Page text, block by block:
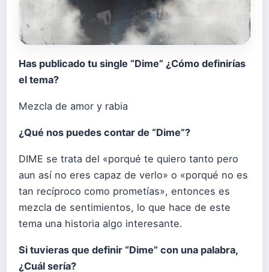
Has publicado tu single “Dime” ¿Cómo definirías
el tema?
Mezcla de amor y rabia
¿Qué nos puedes contar de “Dime”?
DIME se trata del «porqué te quiero tanto pero
aun así no eres capaz de verlo» o «porqué no es
tan recíproco como prometías», entonces es
mezcla de sentimientos, lo que hace de este
tema una historia algo interesante.
Si tuvieras que definir “Dime” con una palabra,
¿Cuál sería?